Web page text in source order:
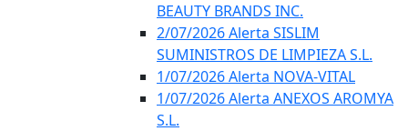
BEAUTY BRANDS INC.
2/07/2026 Alerta SISLIM
SUMINISTROS DE LIMPIEZA S.L.
1/07/2026 Alerta NOVA-VITAL
1/07/2026 Alerta ANEXOS AROMYA
S.L.